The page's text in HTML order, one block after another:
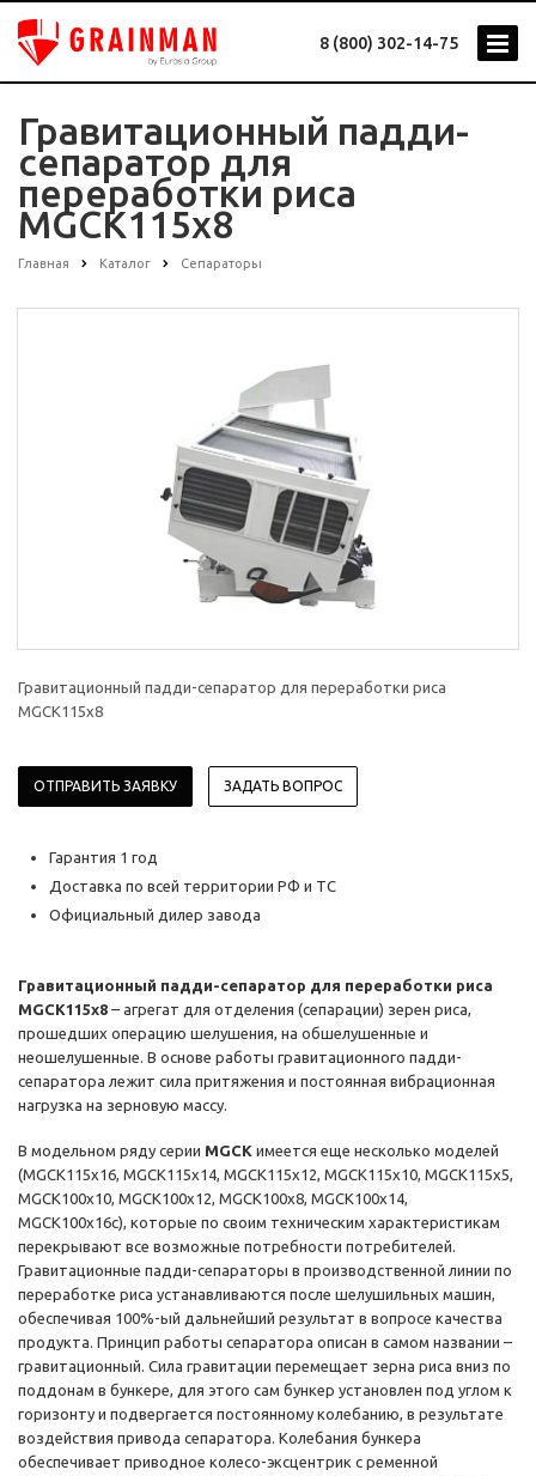
8 (800) 302-14-75
Гравитационный падди-
сепаратор для
переработки риса
MGCK115x8
Главная Каталог Сепараторы
Гравитационный падди-сепаратор для переработки риса
MGCK115x8
ОТПРАВИТЬ ЗАЯВКУ ЗАДАТЬ ВОПРОС
Гарантия 1 год
Доставка по всей территории РФ и ТС
Официальный дилер завода
Гравитационный падди-сепаратор для переработки риса
MGCK115x8 – агрегат для отделения (сепарации) зерен риса,
прошедших операцию шелушения, на обшелушенные и
неошелушенные. В основе работы гравитационного падди-
сепаратора лежит сила притяжения и постоянная вибрационная
нагрузка на зерновую массу.
В модельном ряду серии MGCK имеется еще несколько моделей
(MGCK115x16, MGCK115x14, MGCK115x12, MGCK115x10, MGCK115x5,
MGCK100x10, MGCK100x12, MGCK100x8, MGCK100x14,
MGCK100x16с), которые по своим техническим характеристикам
перекрывают все возможные потребности потребителей.
Гравитационные падди-сепараторы в производственной линии по
переработке риса устанавливаются после шелушильных машин,
обеспечивая 100%-ый дальнейший результат в вопросе качества
продукта. Принцип работы сепаратора описан в самом названии –
гравитационный. Сила гравитации перемещает зерна риса вниз по
поддонам в бункере, для этого сам бункер установлен под углом к
горизонту и подвергается постоянному колебанию, в результате
воздействия привода сепаратора. Колебания бункера
обеспечивает приводное колесо-эксцентрик с ременной